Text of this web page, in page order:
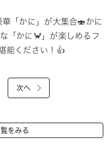
華「かに」が大集合🍣かに
「かに🦀」が楽しめるフ
能ください！👍
次へ
をみる